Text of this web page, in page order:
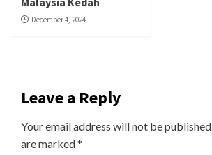
December 4, 2024
Leave a Reply
Your email address will not be published.
are marked*